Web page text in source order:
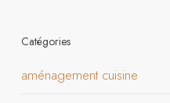
Catégories
aménagement cuisine